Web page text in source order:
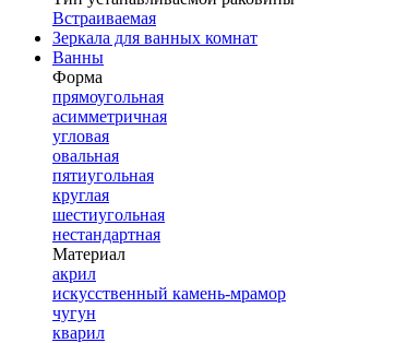
Встраиваемая
Зеркала для ванных комнат
Ванны
Форма
прямоугольная
асимметричная
угловая
овальная
пятиугольная
круглая
шестиугольная
нестандартная
Материал
акрил
искусственный камень-мрамор
чугун
кварил